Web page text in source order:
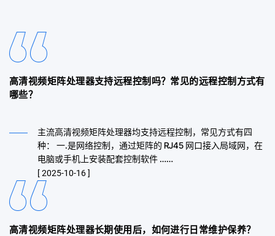
高清视频矩阵处理器支持远程控制吗？常见的远程控制方式有
哪些？
主流高清视频矩阵处理器均支持远程控制，常见方式有四
种： 一.是网络控制，通过矩阵的 RJ45 网口接入局域网，在
电脑或手机上安装配套控制软件 ……
[ 2025-10-16 ]
高清视频矩阵处理器长期使用后，如何进行日常维护保养？